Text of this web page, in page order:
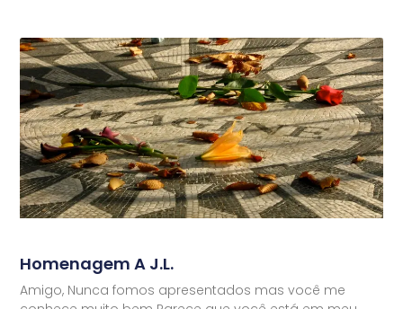
Homenagem A J.L.
Amigo, Nunca fomos apresentados mas você me